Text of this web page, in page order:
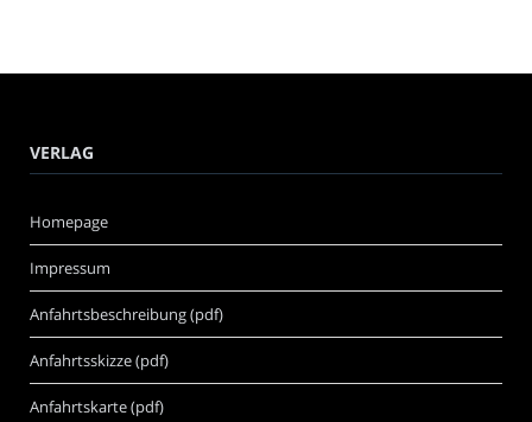
VERLAG
Homepage
Impressum
Anfahrtsbeschreibung (pdf)
Anfahrtsskizze (pdf)
Anfahrtskarte (pdf)